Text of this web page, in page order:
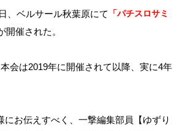
、ベルサール秋葉原にて
「パチスロサミ
開催された。
会は2019年に開催されて以降、実に4年
にお伝えすべく、一撃編集部員【ゆずり